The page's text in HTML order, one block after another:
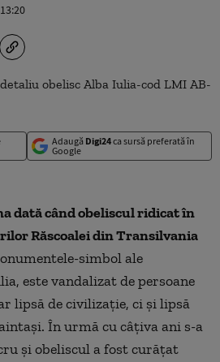
Adaugă Digi24ca sursă preferată în
Google
dată când obeliscul ridicat în
Răscoalei din Transilvania
simbol ale
este vandalizat de persoane
lipsă de civilizație, ci și lipsă
În urmă cu câțiva ani s-a
și obeliscul a fost curățat